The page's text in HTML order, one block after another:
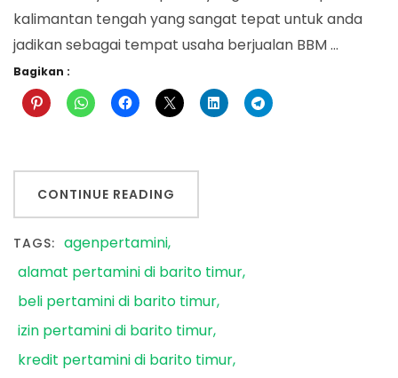
kalimantan tengah yang sangat tepat untuk anda
jadikan sebagai tempat usaha berjualan BBM …
Bagikan :
CONTINUE READING
TAGS: agenpertamini
alamat pertamini di barito timur
beli pertamini di barito timur
izin pertamini di barito timur
kredit pertamini di barito timur